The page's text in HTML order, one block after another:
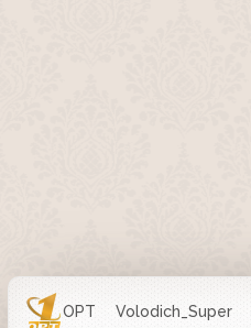
ОРТ Volodich_Super